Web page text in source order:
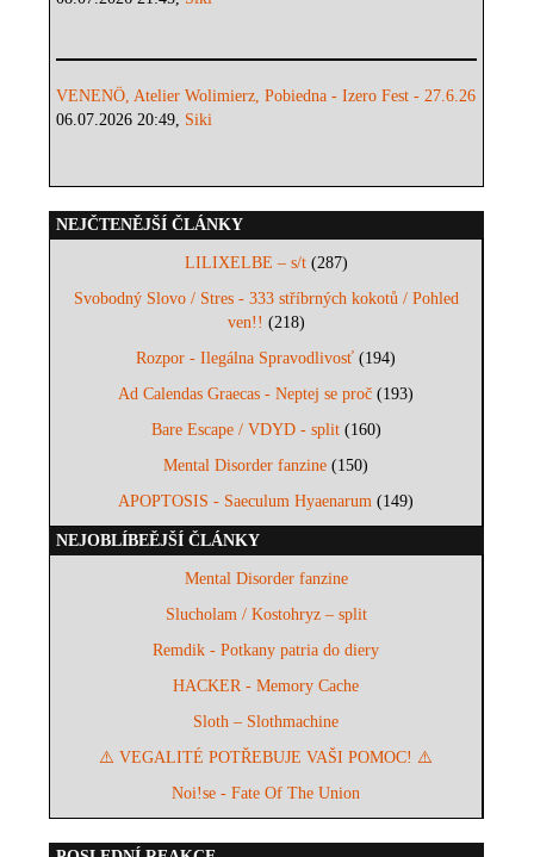
VENENÖ, Atelier Wolimierz, Pobiedna - Izero Fest - 27.6.26
06.07.2026 20:49, Siki
NEJČTENĚJŠÍ ČLÁNKY
LILIXELBE – s/t(287)
Svobodný Slovo / Stres - 333 stříbrných kokotů / Pohled
ven!! (218)
Rozpor - Ilegálna Spravodlivosť (194)
Ad Calendas Graecas - Neptej se proč (193)
Bare Escape / VDYD - split(160)
Mental Disorder fanzine (150)
APOPTOSIS - Saeculum Hyaenarum (149)
NEJOBLÍBEĚJŠÍ ČLÁNKY
Mental Disorder fanzine
Slucholam / Kostohryz – split
Remdik - Potkany patria do diery
HACKER - Memory Cache
Sloth – Slothmachine
⚠️ VEGALITÉ POTŘEBUJE VAŠI POMOC! ⚠️
Noi!se - Fate Of The Union